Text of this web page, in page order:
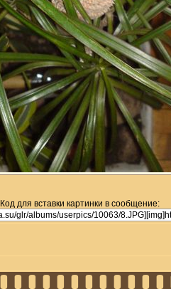
Код для вставки картинки в сообщение: